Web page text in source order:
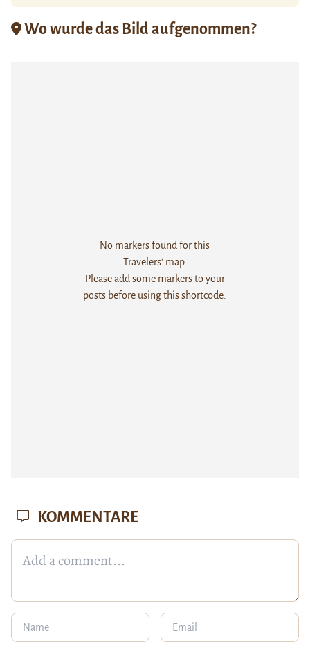
Wo wurde das Bild aufgenommen?
No markers found for this
Travelers' map.
Please add some markers to your
posts before using this shortcode.
KOMMENTARE